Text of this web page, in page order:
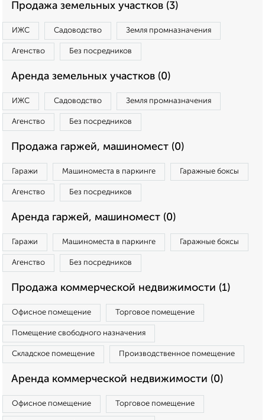
Продажа земельных участков (3)
ИЖС Садоводство Земля промназначения
Агенство Без посредников
Аренда земельных участков (0)
ИЖС Садоводство Земля промназначения
Агенство Без посредников
Продажа гаржей, машиномест (0)
Гаражи Машиноместа в паркинге Гаражные боксы
Агенство Без посредников
Аренда гаржей, машиномест (0)
Гаражи Машиноместа в паркинге Гаражные боксы
Агенство Без посредников
Продажа коммерческой недвижимости (1)
Офисное помещение Торговое помещение
Помещение свободного назначения
Складское помещение Производственное помещение
Аренда коммерческой недвижимости (0)
Офисное помещение Торговое помещение